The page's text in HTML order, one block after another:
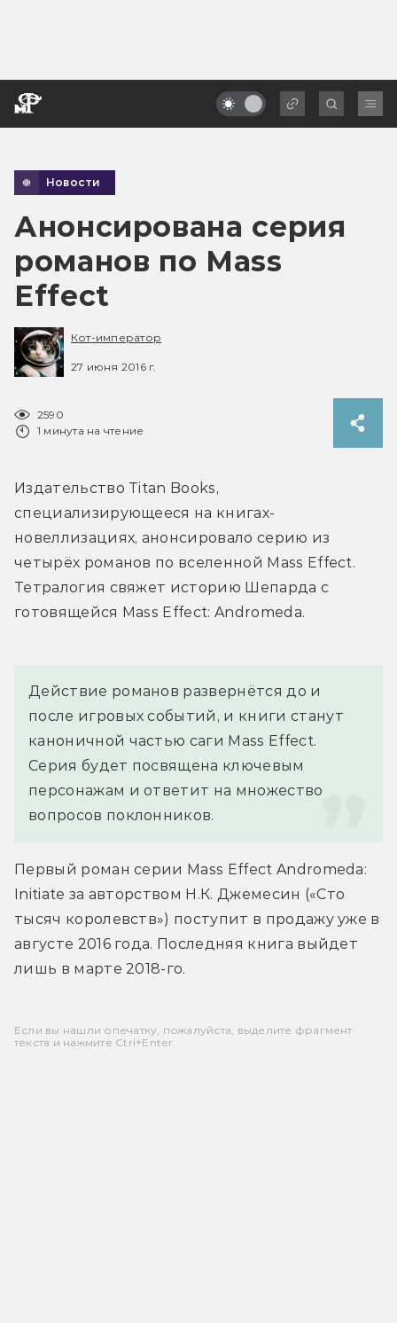
Новости
Анонсирована серия
романов по Mass
Effect
Кот-император
27 июня 2016 г.
2590
1 минута на чтение
Издательство Titan Books,
специализирующееся на книгах-
новеллизациях, анонсировало серию из
четырёх романов по вселенной Mass Effect.
Тетралогия свяжет историю Шепарда с
готовящейся Mass Effect: Andromeda.
Действие романов развернётся до и
после игровых событий, и книги станут
каноничной частью саги Mass Effect.
Серия будет посвящена ключевым
персонажам и ответит на множество
вопросов поклонников.
Первый роман серии Mass Effect Andromeda:
Initiate за авторством Н.К. Джемесин («Сто
тысяч королевств») поступит в продажу уже в
августе 2016 года. Последняя книга выйдет
лишь в марте 2018-го.
Если вы нашли опечатку, пожалуйста, выделите фрагмент
текста и нажмите Ctrl+Enter.